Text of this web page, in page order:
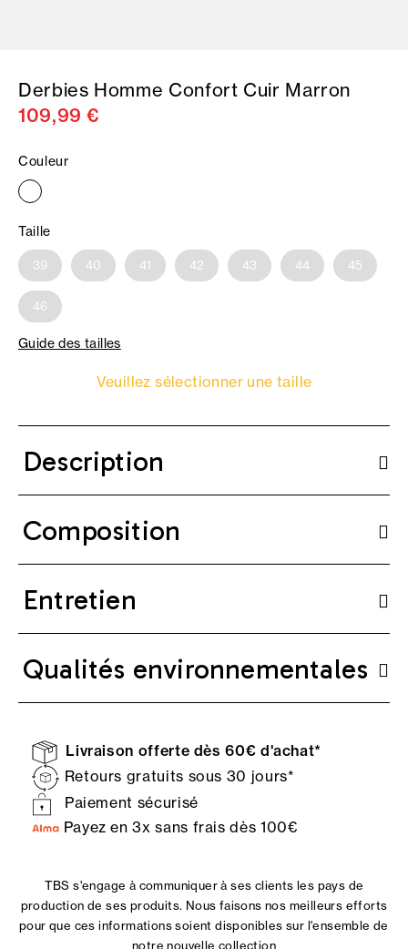
Derbies Homme Confort Cuir Marron
109,99 €
Couleur
Taille
39 40 41 42 43 44 45
46
Guide des tailles
Veuillez sélectionner une taille
Description
Composition
Entretien
Qualités environnementales
Livraison offerte dès 60€ d'achat*
Retours gratuits sous 30 jours*
Paiement sécurisé
Payez en 3x sans frais dès 100€
TBS s'engage à communiquer à ses clients les pays de
production de ses produits. Nous faisons nos meilleurs efforts
pour que ces informations soient disponibles sur l'ensemble de
notre nouvelle collection